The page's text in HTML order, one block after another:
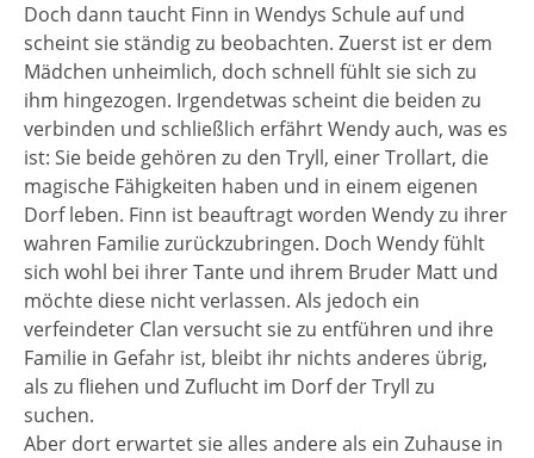
Doch dann taucht Finn in Wendys Schule auf und
scheint sie ständig zu beobachten. Zuerst ist er dem
Mädchen unheimlich, doch schnell fühlt sie sich zu
ihm hingezogen. Irgendetwas scheint die beiden zu
verbinden und schließlich erfährt Wendy auch, was es
ist: Sie beide gehören zu den Tryll, einer Trollart, die
magische Fähigkeiten haben und in einem eigenen
Dorf leben. Finn ist beauftragt worden Wendy zu ihrer
wahren Familie zurückzubringen. Doch Wendy fühlt
sich wohl bei ihrer Tante und ihrem Bruder Matt und
möchte diese nicht verlassen. Als jedoch ein
verfeindeter Clan versucht sie zu entführen und ihre
Familie in Gefahr ist, bleibt ihr nichts anderes übrig,
als zu fliehen und Zuflucht im Dorf der Tryll zu
suchen.
Aber dort erwartet sie alles andere als ein Zuhause in